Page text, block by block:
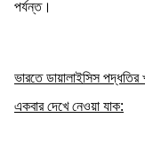
পর্যন্ত।
ভারতে ডায়ালাইসিস পদ্ধতির
একবার দেখে নেওয়া যাক: